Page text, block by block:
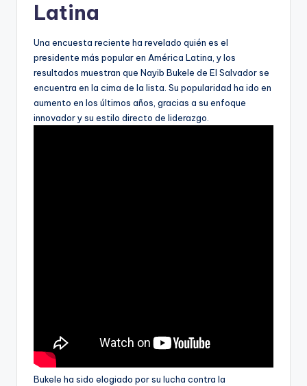
Latina
Una encuesta reciente ha revelado quién es el
presidente más popular en América Latina, y los
resultados muestran que Nayib Bukele de El Salvador se
encuentra en la cima de la lista. Su popularidad ha ido en
aumento en los últimos años, gracias a su enfoque
innovador y su estilo directo de liderazgo.
Bukele ha sido elogiado por su lucha contra la